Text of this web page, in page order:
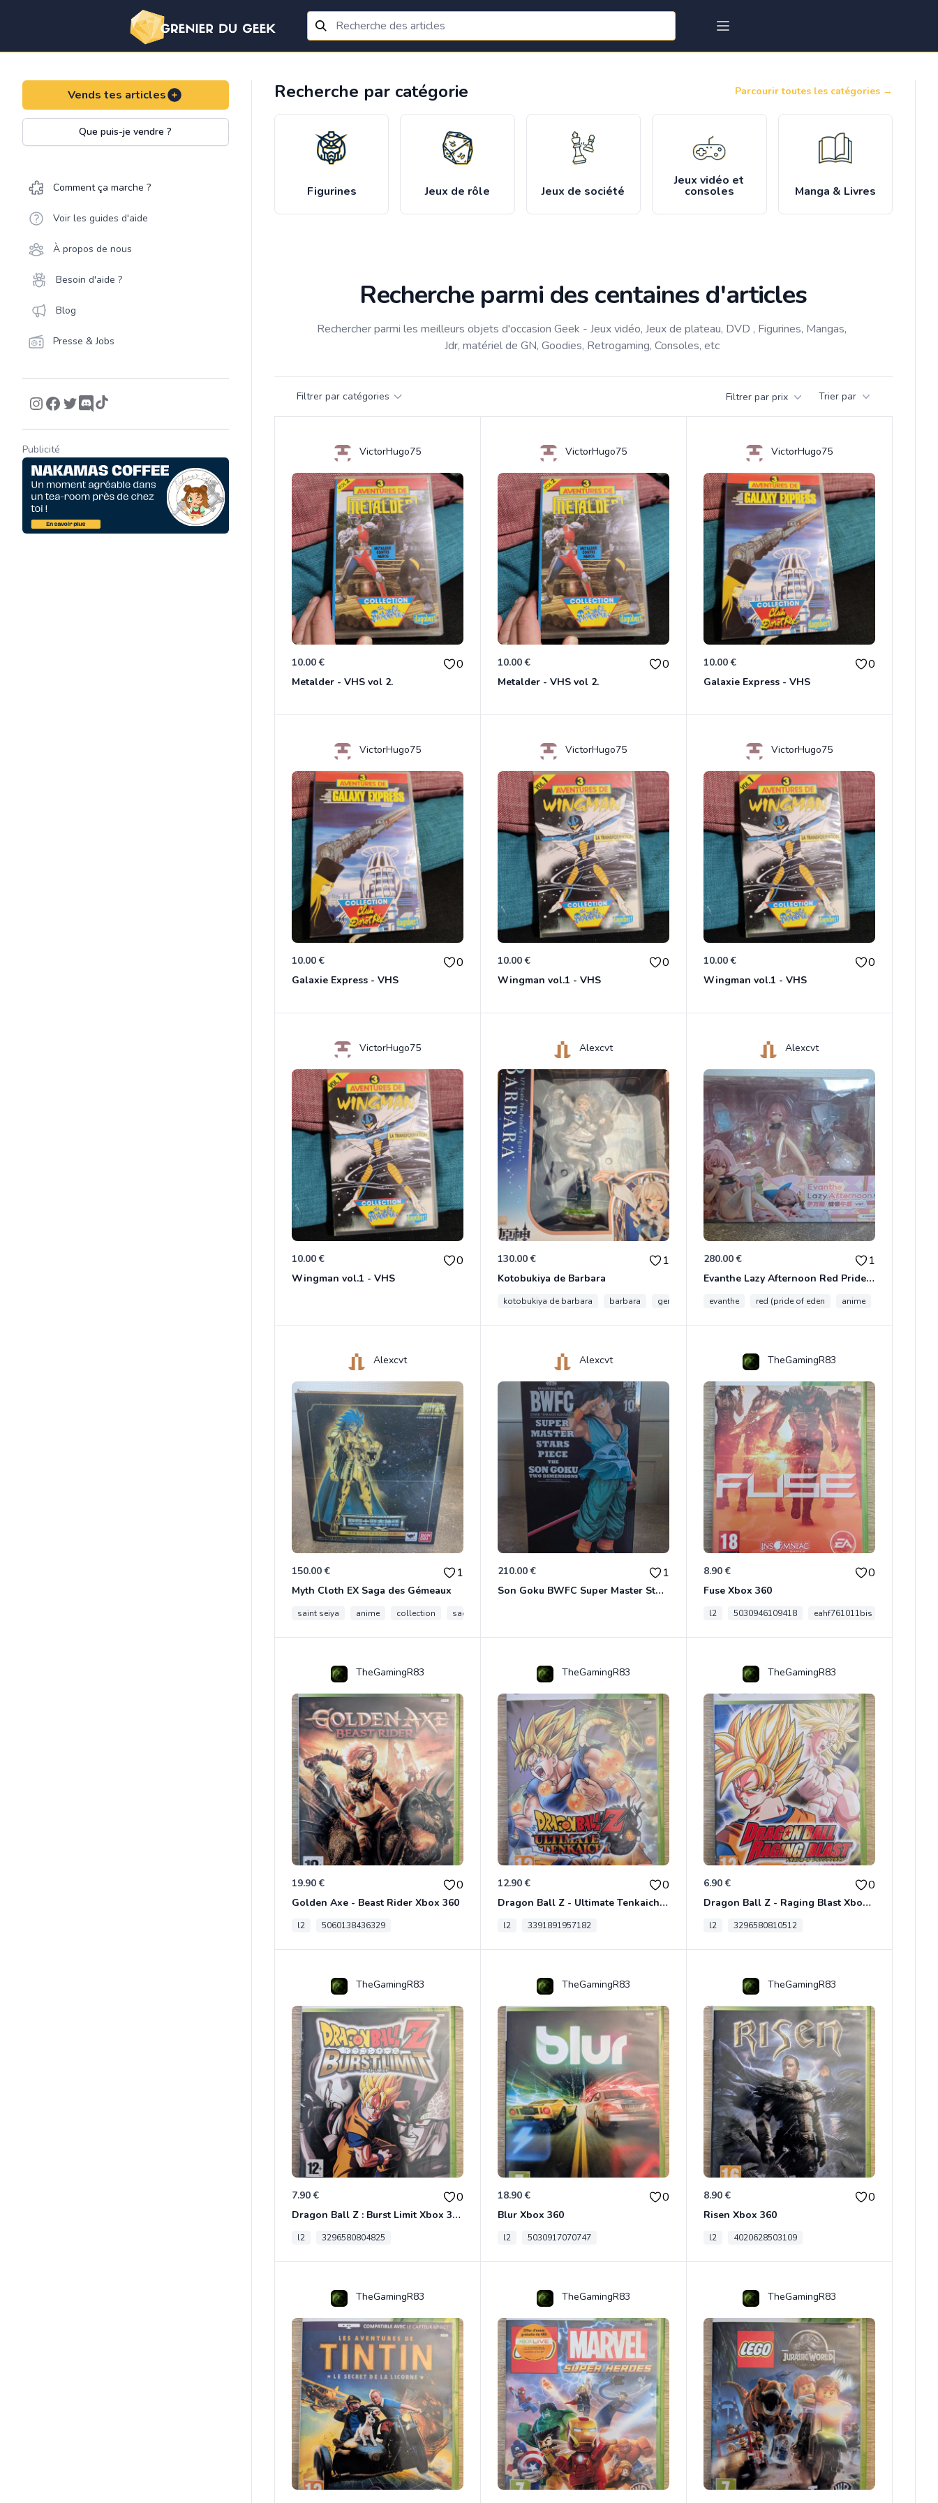
Vends tes articles
Que puis-je vendre ?
Comment ça marche ?
Voir les guides d'aide
À propos de nous
Besoin d'aide ?
Blog
Presse & Jobs
Publicité
Recherche par catégorie Parcourir toutes les catégories →
Figurines Jeux de rôle Jeux de société
Jeux vidéo et
consoles Manga & Livres
Recherche parmi des centaines d'articles
Rechercher parmi les meilleurs objets d'occasion Geek - Jeux vidéo, Jeux de plateau, DVD , Figurines, Mangas,
Jdr, matériel de GN, Goodies, Retrogaming, Consoles, etc
Filtrer par catégories Filtrer par prix Trier par
VictorHugo75
10.00 € 0
Metalder - VHS vol 2.
VictorHugo75
10.00 € 0
Metalder - VHS vol 2.
VictorHugo75
10.00 € 0
Galaxie Express - VHS
VictorHugo75
10.00 € 0
Galaxie Express - VHS
VictorHugo75
10.00 € 0
Wingman vol.1 - VHS
VictorHugo75
10.00 € 0
Wingman vol.1 - VHS
VictorHugo75
10.00 € 0
Wingman vol.1 - VHS
Alexcvt
130.00 € 1
Kotobukiya de Barbara
kotobukiya de barbara barbara genshin impact
Alexcvt
280.00 € 1
Evanthe Lazy Afternoon Red Pride of Eden
evanthe red (pride of eden anime
Alexcvt
150.00 € 1
Myth Cloth EX Saga des Gémeaux
saint seiya anime collection saga des gemeaux
Alexcvt
210.00 € 1
Son Goku BWFC Super Master Stars
TheGamingR83
8.90 € 0
Fuse Xbox 360
l2 5030946109418 eahf761011bis
TheGamingR83
19.90 € 0
Golden Axe - Beast Rider Xbox 360
l2 5060138436329
TheGamingR83
12.90 € 0
Dragon Ball Z - Ultimate Tenkaichi Xbox 360
l2 3391891957182
TheGamingR83
6.90 € 0
Dragon Ball Z - Raging Blast Xbox 360
l2 3296580810512
TheGamingR83
7.90 € 0
Dragon Ball Z : Burst Limit Xbox 360
l2 3296580804825
TheGamingR83
18.90 € 0
Blur Xbox 360
l2 5030917070747
TheGamingR83
8.90 € 0
Risen Xbox 360
l2 4020628503109
TheGamingR83 TheGamingR83 TheGamingR83